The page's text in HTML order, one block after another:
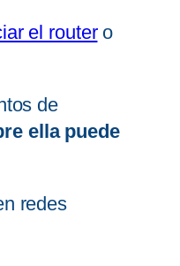
el routero
de
ella puede
redes